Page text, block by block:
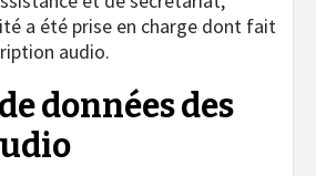
a été prise en charge dont fait
audio.
données des